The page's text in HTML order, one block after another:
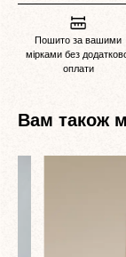
Пошито за вашими
мірками без
оплати
Вам також